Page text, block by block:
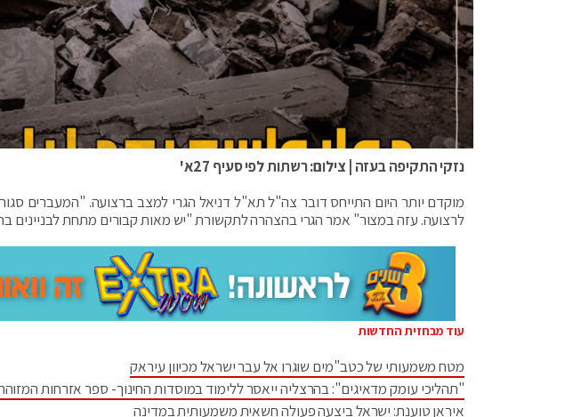
נזקי התקיפה בעזה | צילום: רשתות לפי סעיף 27א'
מוקדם יותר היום התייחס דובר צה"ל תא"ל דניאל הגרי למצב ברצועה. "המעברים
לרצועה. עזה במצור" אמר הגרי בהצהרה לתקשורת "יש מאות קבורים מתחת לבניינים
עוד מבחזית החדשות
מטח משמעותי של כטב"מים שוגרו אל עבר ישראל מכיוון עיראק
"תהליכי עומק מדאיגים": בהרצליה ייאסר ללימוד במוסדות החינוך- ספר אזרחות
איראן טוענת: ישראל ביצעה פעולה חשאית משמעותית במדינה